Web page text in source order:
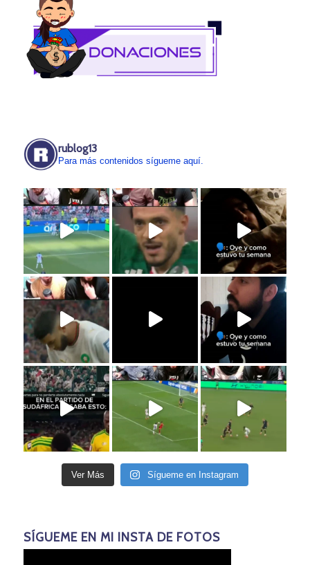
rublog13
Para más contenidos sígueme aquí.
Ver Más Sígueme en Instagram
SÍGUEME EN MI INSTA DE FOTOS